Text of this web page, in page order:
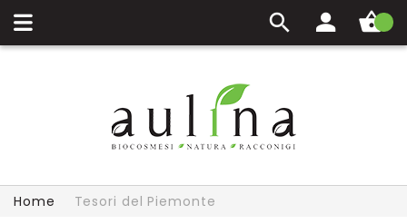
Carrello
Home Tesori del Piemonte